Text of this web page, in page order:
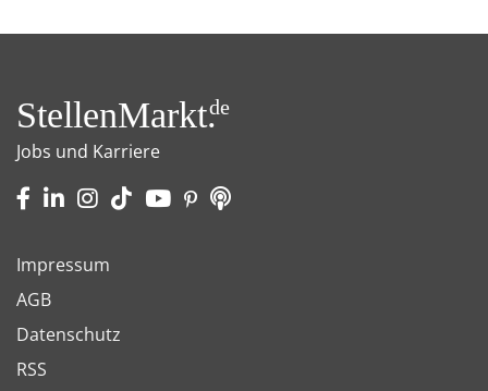
StellenMarkt.de
Jobs und Karriere
Impressum
AGB
Datenschutz
RSS